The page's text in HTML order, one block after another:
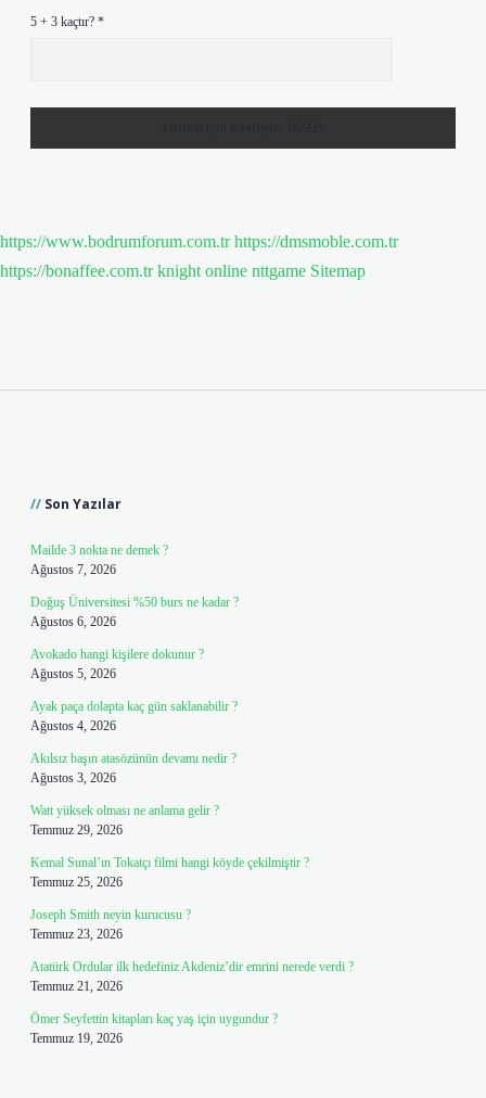
5 + 3 kaçtır? *
https://www.bodrumforum.com.tr https://dmsmoble.com.tr
https://bonaffee.com.tr knight online nttgame Sitemap
Son Yazılar
Mailde 3 nokta ne demek ?
Ağustos 7, 2026
Doğuş Üniversitesi %50 burs ne kadar ?
Ağustos 6, 2026
Avokado hangi kişilere dokunur ?
Ağustos 5, 2026
Ayak paça dolapta kaç gün saklanabilir ?
Ağustos 4, 2026
Akılsız başın atasözünün devamı nedir ?
Ağustos 3, 2026
Watt yüksek olması ne anlama gelir ?
Temmuz 29, 2026
Kemal Sunal’ın Tokatçı filmi hangi köyde çekilmiştir ?
Temmuz 25, 2026
Joseph Smith neyin kurucusu ?
Temmuz 23, 2026
Atatürk Ordular ilk hedefiniz Akdeniz’dir emrini nerede verdi ?
Temmuz 21, 2026
Ömer Seyfettin kitapları kaç yaş için uygundur ?
Temmuz 19, 2026